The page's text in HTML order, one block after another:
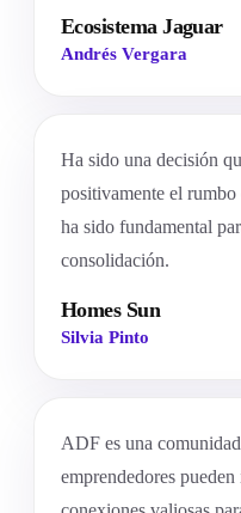
Ecosistema Jaguar
Andrés Vergara
Ha sido una decisión
positivamente el
ha sido fundamental
consolidación.
Homes Sun
Silvia Pinto
ADF es una
emprendedores